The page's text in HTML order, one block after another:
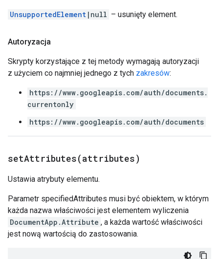
UnsupportedElement |null – usunięty element.
Autoryzacja
Skrypty korzystające z tej metody wymagają autoryzacji
z użyciem co najmniej jednego z tych zakresów:
https://www.googleapis.com/auth/documents.
currentonly
https://www.googleapis.com/auth/documents
setAttributes(attributes)
Ustawia atrybuty elementu.
Parametr specifiedAttributes musi być obiektem, w którym
każda nazwa właściwości jest elementem wyliczenia
DocumentApp.Attribute , a każda wartość właściwości
jest nową wartością do zastosowania.